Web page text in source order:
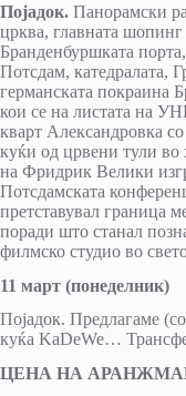
Појадок. Панорамски
црква, главната
Бранденбуршката
Потсдам, катедралата,
германската покраина
кои се на листата на
кварт Александровка
куќи од црвени тули во
на Фридрик Велики
Потсдамската
претставувал граница
поради што станал
филмско студио во
11 март
Појадок. Предлагаме
куќа KaDeWe…
ЦЕНА НА